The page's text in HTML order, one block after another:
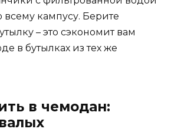
кампусу. Берите
– это сэкономит вам
в бутылках из тех же
в чемодан: